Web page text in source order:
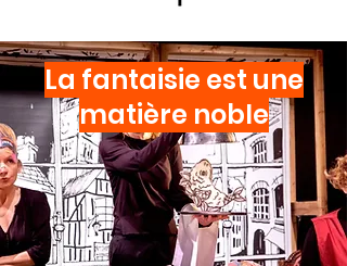
La fantaisie est une
matière noble